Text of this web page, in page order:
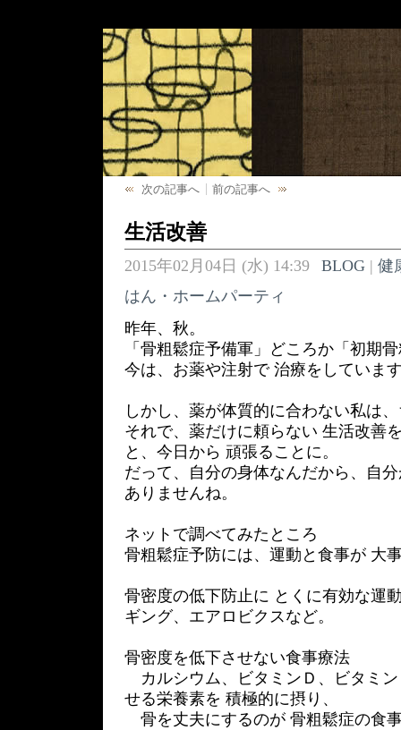
次の記事へ 前の記事へ
生活改善
2015年02月04日 (水) 14:39 BLOG| 健
はん・ホームパーティ
昨年、秋。
「骨粗鬆症予備軍」どころか「初期
今は、お薬や注射で 治療をしていま
しかし、薬が体質的に合わない私は
それで、薬だけに頼らない 生活改善
と、今日から 頑張ることに。
だって、自分の身体なんだから、自
ありませんね。
ネットで調べてみたところ
骨粗鬆症予防には、運動と食事が 大
骨密度の低下防止に とくに有効な運
ギング、エアロビクスなど。
骨密度を低下させない食事療法
カルシウム、ビタミンＤ、ビタミ
せる栄養素を 積極的に摂り、
骨を丈夫にするのが 骨粗鬆症の食